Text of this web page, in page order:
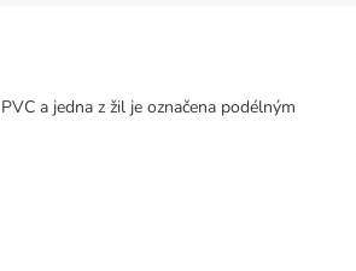
a jedna z žil je označena podélným